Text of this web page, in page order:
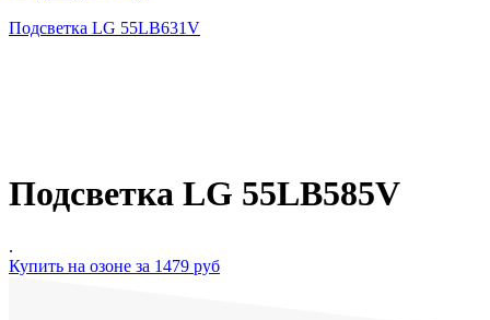
Подсветка LG 55LB631V
Подсветка LG 55LB585V
.
Купить на озоне за 1479 руб